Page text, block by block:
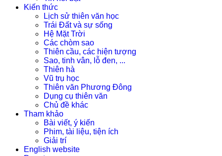
Kiến thức
Lịch sử thiên văn học
Trái Đất và sự sống
Hệ Mặt Trời
Các chòm sao
Thiên cầu, các hiện tượng
Sao, tinh vân, lỗ đen, ...
Thiên hà
Vũ trụ học
Thiên văn Phương Đông
Dụng cụ thiên văn
Chủ đề khác
Tham khảo
Bài viết, ý kiến
Phim, tài liệu, tiện ích
Giải trí
English website